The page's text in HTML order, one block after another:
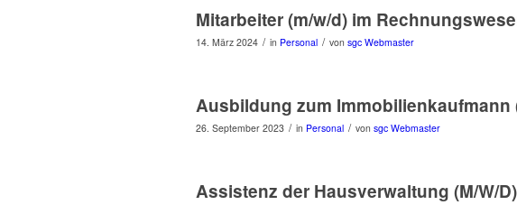
Mitarbeiter (m/w/d) im
14. März 2024 / in Personal / von sgc Webmaster
Ausbildung zum Immobilienkaufmann
26. September 2023 / in Personal / von sgc Webmaster
Assistenz der Hausverwaltung (M/W/D)